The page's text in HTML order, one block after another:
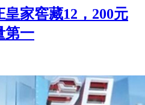
家窖藏12，200元
第一